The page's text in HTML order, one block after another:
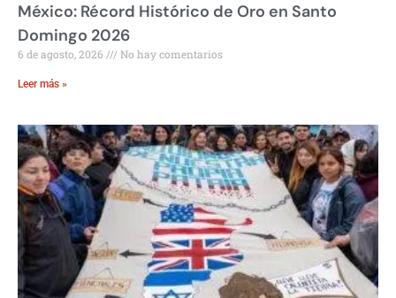
México: Récord Histórico de Oro en Santo
Domingo 2026
6 de agosto, 2026 No hay comentarios
Leer más »